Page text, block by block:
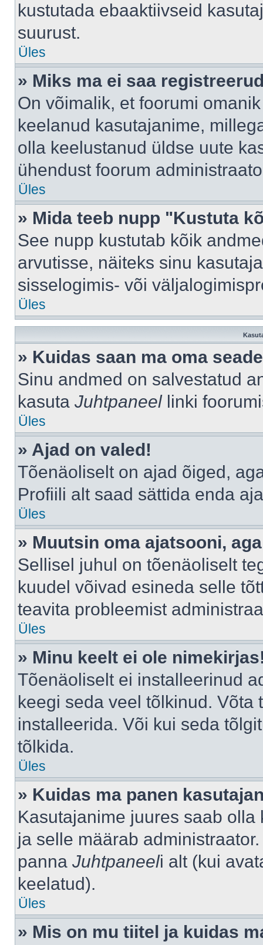
kustutada ebaaktiivseid
suurust.
Üles
» Miks ma ei saa
On võimalik, et foorumi
keelanud kasutajanime,
olla keelustanud üldse uute
ühendust foorum
Üles
» Mida teeb nupp "Kustuta
See nupp kustutab kõik
arvutisse, näiteks sinu
sisselogimis- või
Üles
» Kuidas saan ma oma
Sinu andmed on salvestatud
kasuta Juhtpaneellinki
Üles
» Ajad on valed!
Tõenäoliselt on ajad õiged,
Profiili alt saad sättida enda
Üles
» Muutsin oma ajatsooni,
Sellisel juhul on tõenäoliselt
kuudel võivad esineda selle
teavita probleemist
Üles
» Minu keelt ei ole
Tõenäoliselt ei installeerinud
keegi seda veel tõlkinud.
installeerida. Või kui seda
tõlkida.
Üles
» Kuidas ma panen
Kasutajanime juures saab
ja selle määrab
panna Juhtpaneeli alt (kui
keelatud).
Üles
» Mis on mu tiitel ja kuidas